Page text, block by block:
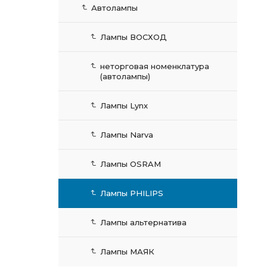
Автолампы
Лампы ВОСХОД
неторговая номенклатура
(автолампы)
Лампы Lynx
Лампы Narva
Лампы OSRAM
Лампы PHILIPS
Лампы альтернатива
Лампы МАЯК